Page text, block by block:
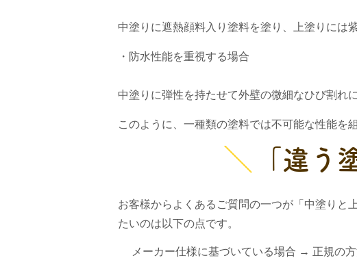
中塗りに遮熱顔料入り塗料を塗り、上塗りには
・防水性能を重視する場合
中塗りに弾性を持たせて外壁の微細なひび割れ
このように、一種類の塗料では不可能な性能を
「違う
お客様からよくあるご質問の一つが「中塗りと
たいのは以下の点です。
メーカー仕様に基づいている場合 → 正規の